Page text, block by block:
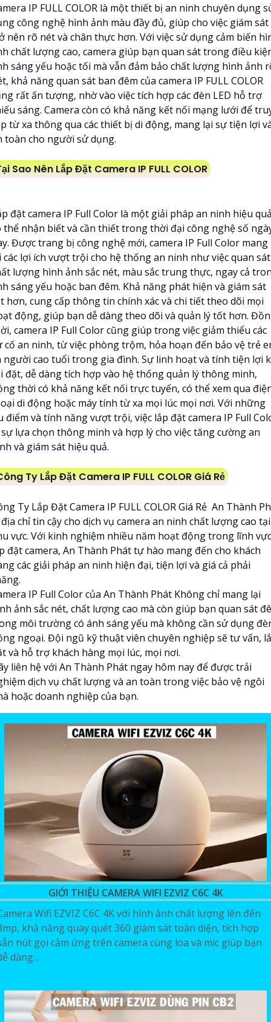
IP FULL COLOR là một thiết bị an ninh chuyên dụng
công nghệ hình ảnh màu đầy đủ, giúp cho việc giám sát
nên rõ nét và chân thực hơn. Với việc sử dụng cảm biến
chất lượng cao, camera giúp bạn quan sát trong điều
sáng yếu hoặc tối mà vẫn đảm bảo chất lượng hình ảnh
khả năng quan sát ban đêm của camera IP FULL COLOR
rất ấn tượng, nhờ vào việc tích hợp các đèn LED hỗ trợ
sáng. Camera còn có khả năng kết nối mạng lưới để
từ xa thông qua các thiết bị di động, mang lại sự tiện lợi
toàn cho người sử dụng.
Sao Nên Lắp Đặt Camera IP FULL COLOR
đặt camera IP Full Color là một giải pháp an ninh hiệu
thể nhận biết và cần thiết trong thời đại công nghệ số
Được trang bị công nghệ mới, camera IP Full Color mang
các lợi ích vượt trội cho hệ thống an ninh như việc quan sát
lượng hình ảnh sắc nét, màu sắc trung thực, ngay cả
sáng yếu hoặc ban đêm. Khả năng phát hiện và giám sát
hơn, cung cấp thông tin chính xác và chi tiết theo dõi mọi
động, giúp bạn dễ dàng theo dõi và quản lý tốt hơn.
camera IP Full Color cũng giúp trong việc giảm thiểu các
cố an ninh, từ việc phòng trộm, hỏa hoạn đến bảo vệ trẻ
người cao tuổi trong gia đình. Sự linh hoạt và tính tiện lợi
đặt, dễ dàng tích hợp vào hệ thống quản lý thông minh,
thời có khả năng kết nối trực tuyến, có thể xem qua
di động hoặc máy tính từ xa mọi lúc mọi nơi. Với những
điểm và tính năng vượt trội, việc lắp đặt camera IP Full
lựa chọn thông minh và hợp lý cho việc tăng cường an
và giám sát hiệu quả.
Ty Lắp Đặt Camera IP FULL COLOR Giá Rẻ
Ty Lắp Đặt Camera IP FULL COLOR Giá Rẻ An Thành
chỉ tin cậy cho dịch vụ camera an ninh chất lượng cao tại
vực. Với kinh nghiệm nhiều năm hoạt động trong lĩnh vực
đặt camera, An Thành Phát tự hào mang đến cho khách
các giải pháp an ninh hiện đại, tiện lợi và giá cả phải
IP Full Color của An Thành Phát Không chỉ mang lại
ảnh sắc nét, chất lượng cao mà còn giúp bạn quan sát
môi trường có ánh sáng yếu mà không cần sử dụng
ngoại. Đội ngũ kỹ thuật viên chuyên nghiệp sẽ tư vấn,
và hỗ trợ khách hàng mọi lúc, mọi nơi.
liên hệ với An Thành Phát ngay hôm nay để được trải
dịch vụ chất lượng và an toàn trong việc bảo vệ ngôi
hoặc doanh nghiệp của bạn.
GIỚI THIỆU CAMERA WIFI EZVIZ C6C 4K
Wifi EZVIZ C6C 4K với hình ảnh chất lượng lên đến
khả năng quay quét 360 giám sát toàn diện, tích hợp
nút gọi cảm ứng trên camera cùng loa và mic giúp bạn
dàng...